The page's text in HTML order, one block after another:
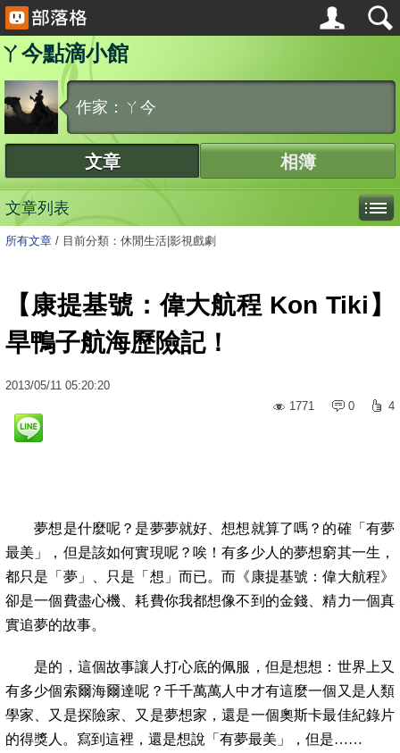
ㄚ今點滴小館
作家：ㄚ今
文章 相簿
文章列表
所有文章 / 目前分類：休閒生活|影視戲劇
【康提基號：偉大航程 Kon Tiki】
旱鴨子航海歷險記！
2013/05/11 05:20:20
1771
0 4
夢想是什麼呢？是夢夢就好、想想就算了嗎？的確「有夢
最美」，但是該如何實現呢？唉！有多少人的夢想窮其一生，
都只是「夢」、只是「想」而已。而《康提基號：偉大航程》
卻是一個費盡心機、耗費你我都想像不到的金錢、精力一個真
實追夢的故事。
是的，這個故事讓人打心底的佩服，但是想想：世界上又
有多少個索爾海爾達呢？千千萬萬人中才有這麼一個又是人類
學家、又是探險家、又是夢想家，還是一個奧斯卡最佳紀錄片
的得獎人。寫到這裡，還是想說「有夢最美」，但是……